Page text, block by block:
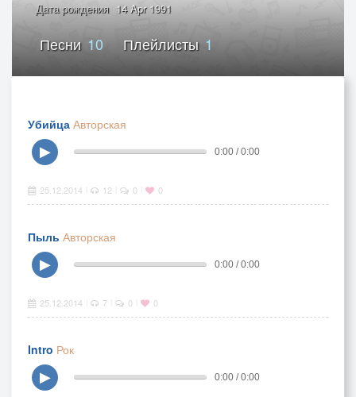
Дата рождения 14 Apr 1991
Песни 10 Плейлисты 1
Убийца Авторская
▶
0:00 / 0:00
25.12.2014 12 0 0
Пыль Авторская
▶
0:00 / 0:00
25.12.2014 7 0 0
Intro Рок
▶
0:00 / 0:00